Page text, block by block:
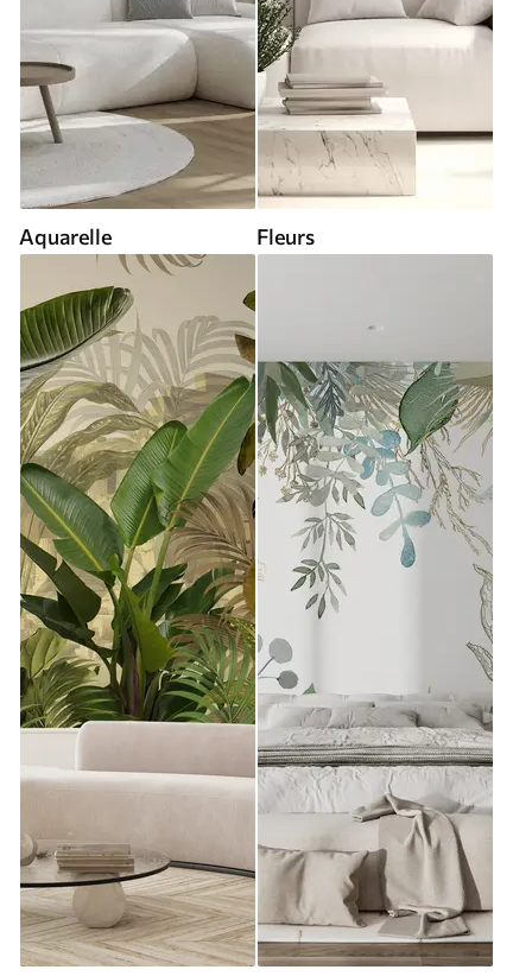
Aquarelle Fleurs